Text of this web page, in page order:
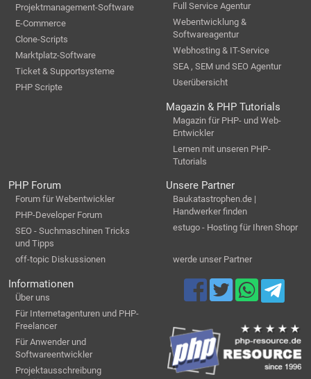
Projektmanagement-Software
E-Commerce
Clone-Scripts
Marktplatz-Software
Ticket & Supportsysteme
PHP Scripte
Full Service Agentur
Webentwicklung &
Softwareagentur
Webhosting & IT-Service
SEA , SEM und SEO Agentur
Userübersicht
Magazin & PHP Tutorials
Magazin für PHP- und Web-
Entwickler
Lernen mit unseren PHP-
Tutorials
PHP Forum
Forum für Webentwickler
PHP-Developer Forum
SEO - Suchmaschinen Tricks
und Tipps
off-topic Diskussionen
Unsere Partner
Baukatastrophen.de |
Handwerker finden
estugo - Hosting für Ihren Shopr
werde unser Partner
Informationen
Über uns
Für Internetagenturen und PHP-
Freelancer
Für Anwender und
Softwareentwickler
Projektausschreibung